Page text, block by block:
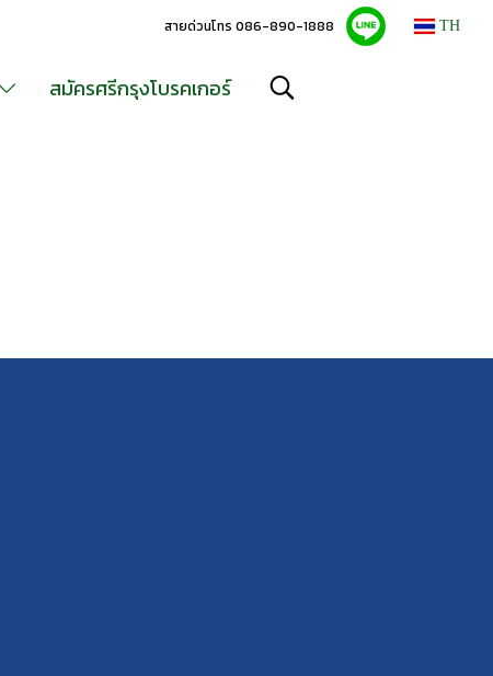
สายด่วนโทร 086-890-1888 TH
สมัครศรีกรุงโบรคเกอร์